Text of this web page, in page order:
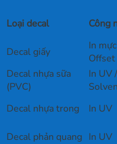
Loại decal Công
Decal giấy
In
Offset
Decal nhựa sữa
(PVC)
In UV /
Decal nhựa trong
In UV
Decal phản quang In UV